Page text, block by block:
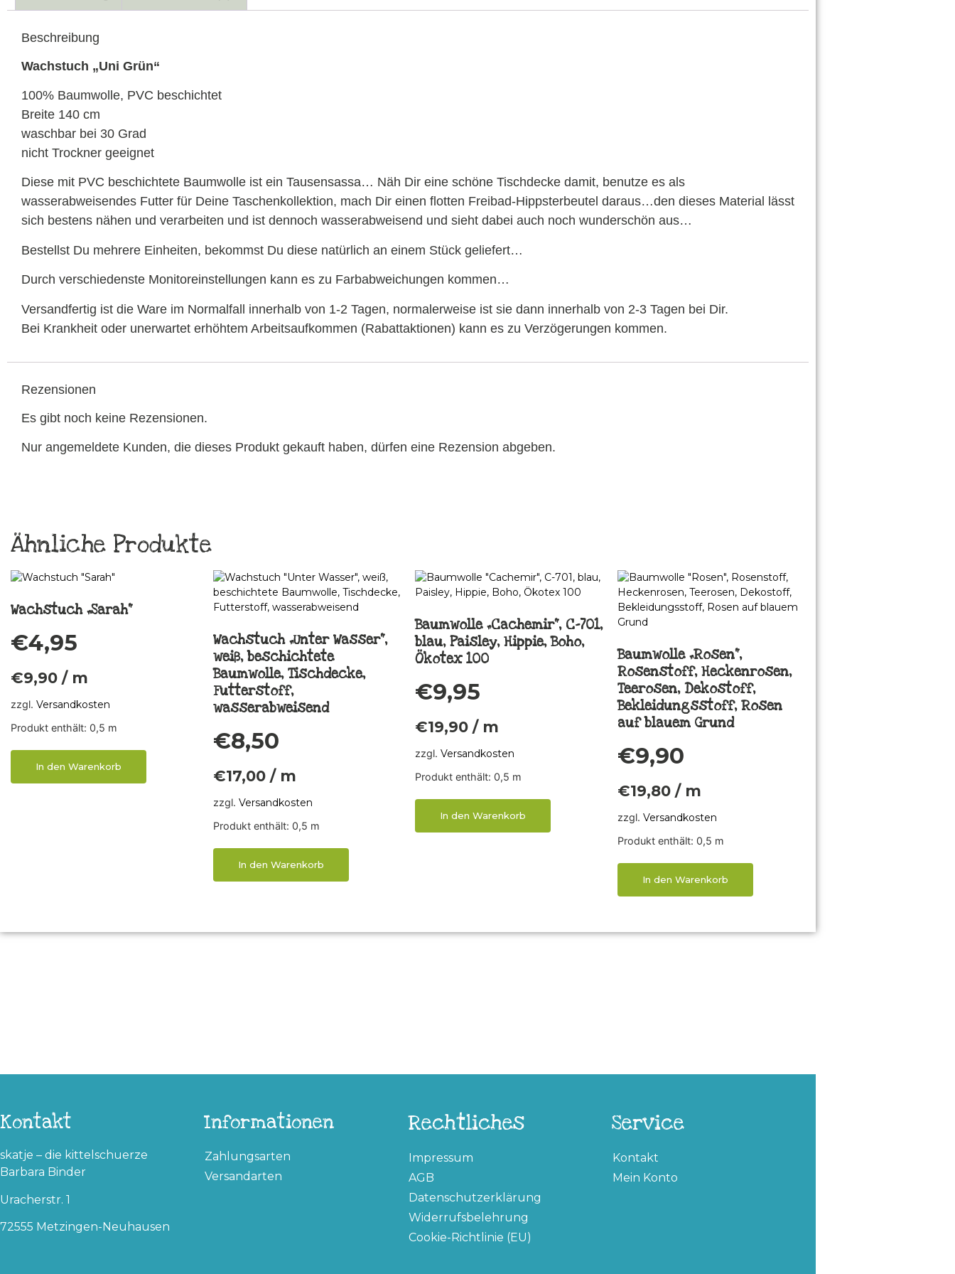
Beschreibung
Wachstuch „Uni Grün“
100% Baumwolle, PVC beschichtet
Breite 140 cm
waschbar bei 30 Grad
nicht Trockner geeignet
Diese mit PVC beschichtete Baumwolle ist ein Tausensassa… Näh Dir eine schöne Tischdecke damit, benutze es als
wasserabweisendes Futter für Deine Taschenkollektion, mach Dir einen flotten Freibad-Hippsterbeutel daraus…den dieses Material lässt
sich bestens nähen und verarbeiten und ist dennoch wasserabweisend und sieht dabei auch noch wunderschön aus…
Bestellst Du mehrere Einheiten, bekommst Du diese natürlich an einem Stück geliefert…
Durch verschiedenste Monitoreinstellungen kann es zu Farbabweichungen kommen…
Versandfertig ist die Ware im Normalfall innerhalb von 1-2 Tagen, normalerweise ist sie dann innerhalb von 2-3 Tagen bei Dir.
Bei Krankheit oder unerwartet erhöhtem Arbeitsaufkommen (Rabattaktionen) kann es zu Verzögerungen kommen.
Rezensionen
Es gibt noch keine Rezensionen.
Nur angemeldete Kunden, die dieses Produkt gekauft haben, dürfen eine Rezension abgeben.
Ähnliche Produkte
Wachstuch „Sarah“
€4,95
€9,90 / m
zzgl. Versandkosten
Produkt enthält: 0,5 m
In den Warenkorb
Wachstuch „Unter Wasser“,
weiß, beschichtete
Baumwolle, Tischdecke,
Futterstoff,
wasserabweisend
€8,50
€17,00/ m
zzgl. Versandkosten
Produkt enthält: 0,5 m
In den Warenkorb
Baumwolle „Cachemir“, C-701,
blau, Paisley, Hippie, Boho,
Ökotex 100
€9,95
€19,90 / m
zzgl. Versandkosten
Produkt enthält: 0,5 m
In den Warenkorb
Baumwolle „Rosen“,
Rosenstoff, Heckenrosen,
Teerosen, Dekostoff,
Bekleidungsstoff, Rosen
auf blauem Grund
€9,90
€19,80/ m
zzgl. Versandkosten
Produkt enthält: 0,5 m
In den Warenkorb
Kontakt
skatje – die kittelschuerze
Barbara Binder
Uracherstr. 1
72555 Metzingen-Neuhausen
Informationen
Zahlungsarten
Versandarten
Rechtliches
Impressum
AGB
Datenschutzerklärung
Widerrufsbelehrung
Cookie-Richtlinie (EU)
Service
Kontakt
Mein Konto